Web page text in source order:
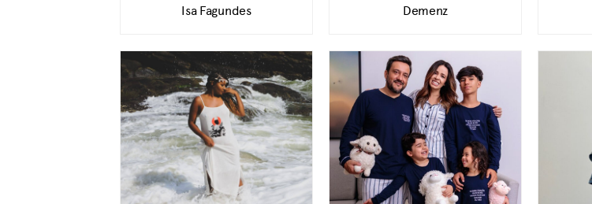
Isa Fagundes Demenz